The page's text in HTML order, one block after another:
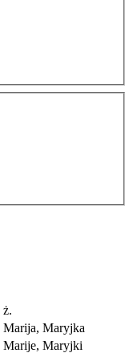
ż.
Marija, Maryjka
Marije, Maryjki